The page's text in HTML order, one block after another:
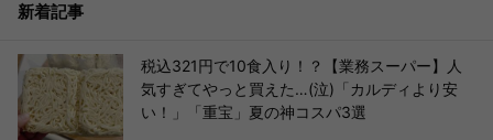
新着記事
税込321円で10食入り！？【業務スーパー】人
気すぎてやっと買えた…(泣)「カルディより安
い！」「重宝」夏の神コスパ3選